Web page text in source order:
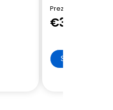
Prezzo di Listino
€33.150
SCHEDA